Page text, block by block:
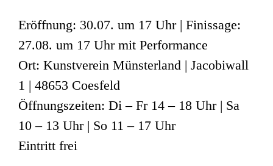
Eröffnung: 30.07. um 17 Uhr | Finissage:
27.08. um 17 Uhr mit Performance
Ort: Kunstverein Münsterland | Jacobiwall
1 | 48653 Coesfeld
Öffnungszeiten: Di – Fr 14 – 18 Uhr | Sa
10 – 13 Uhr | So 11 – 17 Uhr
Eintritt frei